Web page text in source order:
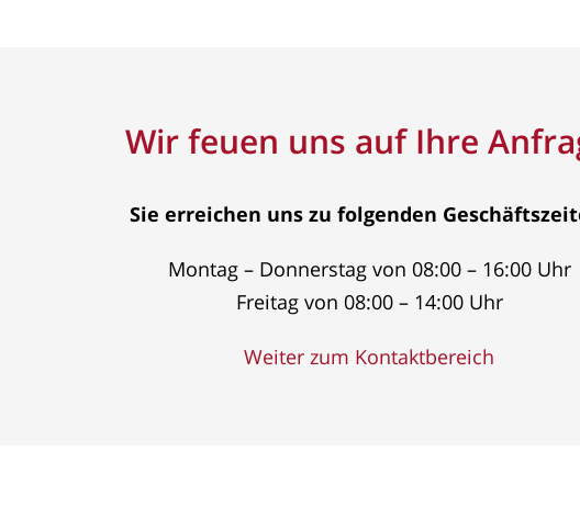
Wir feuen uns auf Ihre
Sie erreichen uns zu folgenden
Montag – Donnerstag von 08:00 – 16:00 Uhr
Freitag von 08:00 – 14:00 Uhr
Weiter zum Kontaktbereich